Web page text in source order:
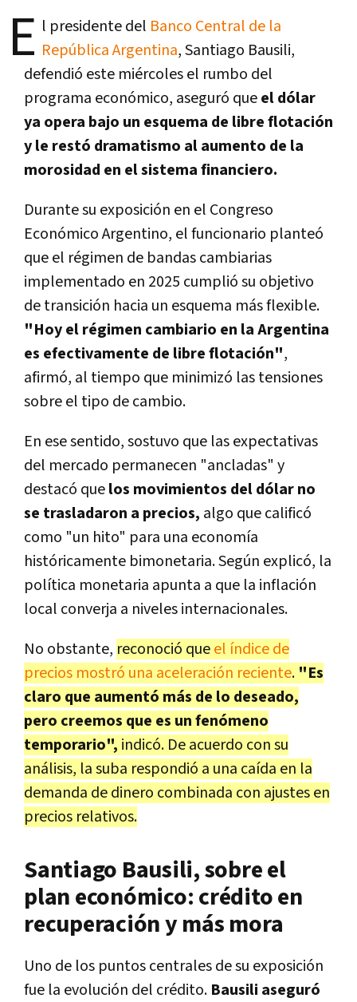
E l presidente del Banco Central de la
República Argentina,Santiago Bausili,
defendió este miércoles el rumbo del
programa económico, aseguró queel dólar
ya opera bajo un esquema de libre flotación
y le restó dramatismo al aumento de la
morosidad en el sistema financiero.
Durante su exposición en el Congreso
Económico Argentino, el funcionario planteó
que el régimen de bandas cambiarias
implementado en 2025 cumplió su objetivo
de transición hacia un esquema más flexible.
"Hoy el régimen cambiario en la Argentina
es efectivamente de libre flotación",
afirmó, al tiempo que minimizó las tensiones
sobre el tipo de cambio.
En ese sentido, sostuvo que las expectativas
del mercado permanecen "ancladas" y
destacó quelos movimientos del dólar no
se trasladaron a precios, algo que calificó
como "un hito" para una economía
históricamente bimonetaria. Según explicó, la
política monetaria apunta a que la inflación
local converja a niveles internacionales.
No obstante, reconoció queel índice de
precios mostró una aceleración reciente. "Es
claro que aumentó más de lo deseado,
pero creemos que es un fenómeno
temporario", indicó. De acuerdo con su
análisis, la suba respondió a una caída en la
demanda de dinero combinada con ajustes en
precios relativos.
Santiago Bausili, sobre el
plan económico: crédito en
recuperación y más mora
Uno de los puntos centrales de su exposición
fue la evolución del crédito. Bausili aseguró